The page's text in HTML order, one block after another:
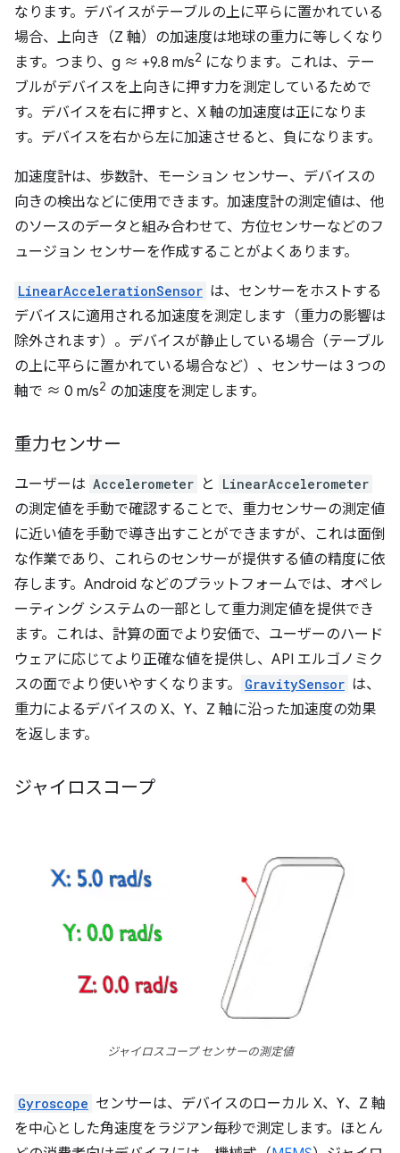
なります。デバイスがテーブルの上に平らに置かれている
場合、上向き（Z 軸）の加速度は地球の重力に等しくなり
ます。つまり、g ≈ +9.8 m/s2 になります。これは、テー
ブルがデバイスを上向きに押す力を測定しているためで
す。デバイスを右に押すと、X 軸の加速度は正になりま
す。デバイスを右から左に加速させると、負になります。
加速度計は、歩数計、モーション センサー、デバイスの
向きの検出などに使用できます。加速度計の測定値は、他
のソースのデータと組み合わせて、方位センサーなどのフ
ュージョン センサーを作成することがよくあります。
LinearAccelerationSensor は、センサーをホストする
デバイスに適用される加速度を測定します（重力の影響は
除外されます）。デバイスが静止している場合（テーブル
の上に平らに置かれている場合など）、センサーは 3 つの
軸で ≈ 0 m/s2 の加速度を測定します。
重力センサー
ユーザーは Accelerometer と LinearAccelerometer
の測定値を手動で確認することで、重力センサーの測定値
に近い値を手動で導き出すことができますが、これは面倒
な作業であり、これらのセンサーが提供する値の精度に依
存します。Android などのプラットフォームでは、オペレ
ーティング システムの一部として重力測定値を提供でき
ます。これは、計算の面でより安価で、ユーザーのハード
ウェアに応じてより正確な値を提供し、API エルゴノミク
スの面でより使いやすくなります。
GravitySensor は、
重力によるデバイスの X、Y、Z 軸に沿った加速度の効果
を返します。
ジャイロスコープ
ジャイロスコープ センサーの測定値
Gyroscope センサーは、デバイスのローカル X、Y、Z 軸
を中心とした角速度をラジアン毎秒で測定します。ほとん